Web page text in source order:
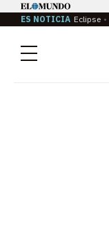
ES NOTICIA Eclipse
Menú